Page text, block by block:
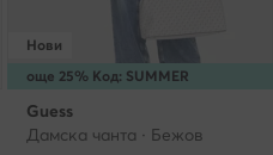
още 25% Код: SUMMER
Нови
Guess
Дамска чанта · Бежов